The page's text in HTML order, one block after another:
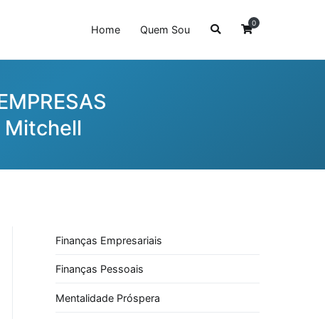
Home Quem Sou
0
Mitchell
Finanças Empresariais
Finanças Pessoais
Mentalidade Próspera